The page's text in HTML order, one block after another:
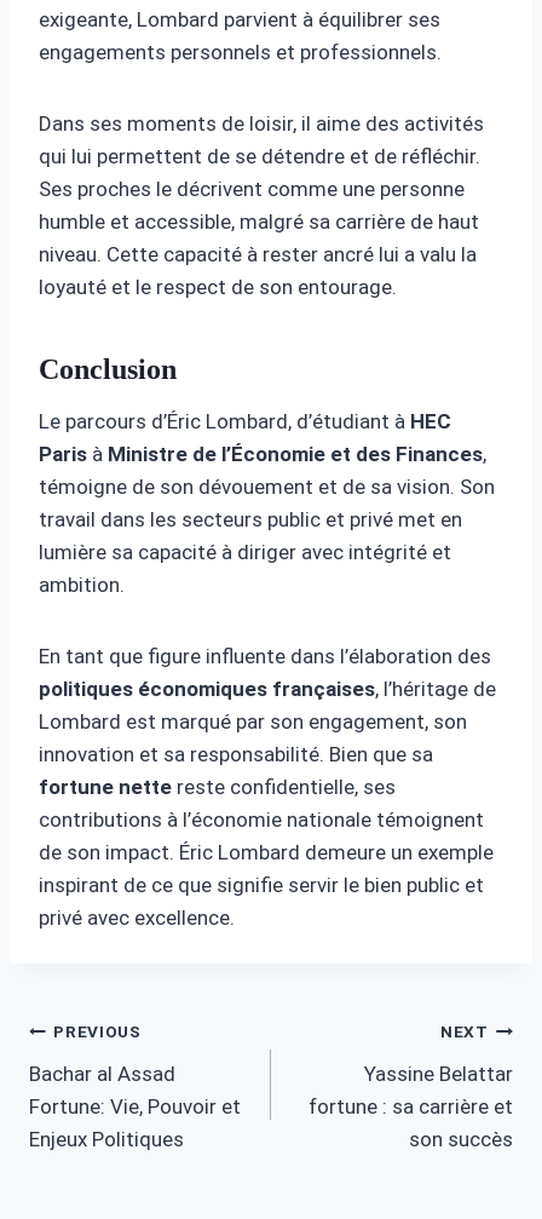
exigeante, Lombard parvient à équilibrer ses
engagements personnels et professionnels.
Dans ses moments de loisir, il aime des activités
qui lui permettent de se détendre et de réfléchir.
Ses proches le décrivent comme une personne
humble et accessible, malgré sa carrière de haut
niveau. Cette capacité à rester ancré lui a valu la
loyauté et le respect de son entourage.
Conclusion
Le parcours d’Éric Lombard, d’étudiant à HEC
Paris à Ministre de l’Économie et des Finances,
témoigne de son dévouement et de sa vision. Son
travail dans les secteurs public et privé met en
lumière sa capacité à diriger avec intégrité et
ambition.
En tant que figure influente dans l’élaboration des
politiques économiques françaises, l’héritage de
Lombard est marqué par son engagement, son
innovation et sa responsabilité. Bien que sa
fortune nette reste confidentielle, ses
contributions à l’économie nationale témoignent
de son impact. Éric Lombard demeure un exemple
inspirant de ce que signifie servir le bien public et
privé avec excellence.
Post
navigation
PREVIOUS
Bachar al Assad
Fortune: Vie, Pouvoir et
Enjeux Politiques
NEXT
Yassine Belattar
fortune : sa carrière et
son succès